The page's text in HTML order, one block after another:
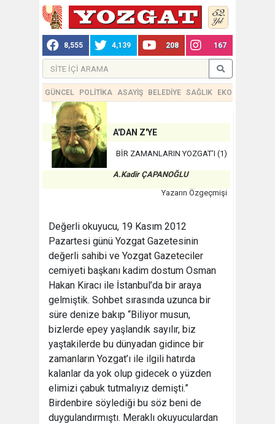
8,555 4,139 208 167
GÜNCEL POLİTİKA ASAYİŞ BELEDİYE SAĞLIK EKONOMİ
A'DAN Z'YE
BİR ZAMANLARIN YOZGAT’I (1)
A.Kadir ÇAPANOĞLU
Yazarın Özgeçmişi
Değerli okuyucu, 19 Kasım 2012
Pazartesi günü Yozgat Gazetesinin
değerli sahibi ve Yozgat Gazeteciler
cemiyeti başkanı kadim dostum Osman
Hakan Kiracı ile İstanbul’da bir araya
gelmiştik. Sohbet sırasında uzunca bir
süre denize bakıp “Biliyor musun,
bizlerde epey yaşlandık sayılır, biz
yaştakilerde bu dünyadan gidince bir
zamanların Yozgat’ı ile ilgili hatırda
kalanlar da yok olup gidecek o yüzden
elimizi çabuk tutmalıyız demişti.”
Birdenbire söylediği bu söz beni de
duygulandırmıştı. Meraklı okuyuculardan